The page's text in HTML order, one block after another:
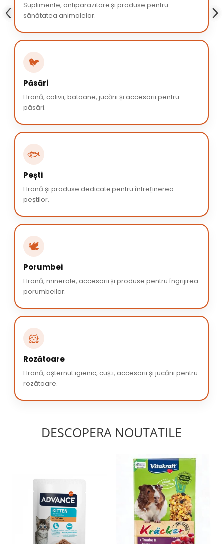
Suplimente, antiparazitare și produse pentru
sănătatea animalelor.
🐦
Păsări
Hrană, colivii, batoane, jucării și accesorii pentru
păsări.
🐟
Pești
Hrană și produse dedicate pentru întreținerea
peștilor.
🕊️
Porumbei
Hrană, minerale, accesorii și produse pentru îngrijirea
porumbeilor.
🐹
Rozătoare
Hrană, așternut igienic, cuști, accesorii și jucării pentru
rozătoare.
DESCOPERA NOUTATILE